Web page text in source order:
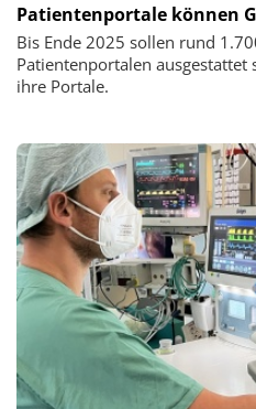
Patientenportale können
Bis Ende 2025 sollen rund
Patientenportalen ausgestattet
ihre Portale.